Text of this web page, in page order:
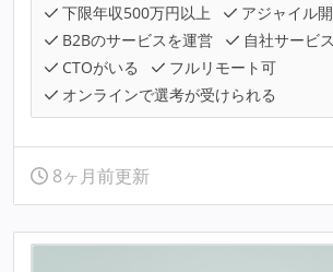
下限年収500万円以上
アジャイル
B2Bのサービスを運営
自社サービ
CTOがいる
フルリモート可
オンラインで選考が受けられる
8ヶ月前更新